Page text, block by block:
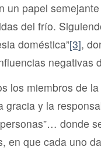
papel
del frío.
doméstica”[3],
negativas
los miembros de
gracia y la
donde
en que cada uno